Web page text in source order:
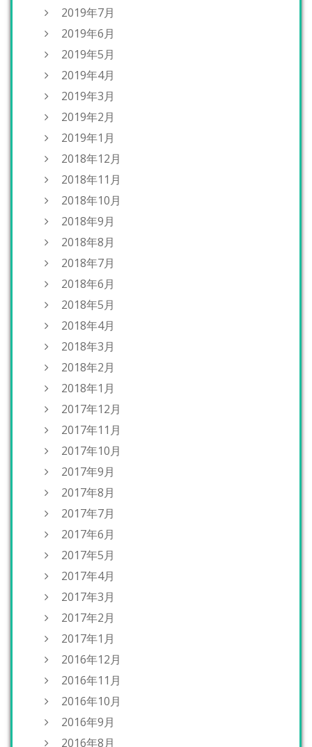
2019年7月
2019年6月
2019年5月
2019年4月
2019年3月
2019年2月
2019年1月
2018年12月
2018年11月
2018年10月
2018年9月
2018年8月
2018年7月
2018年6月
2018年5月
2018年4月
2018年3月
2018年2月
2018年1月
2017年12月
2017年11月
2017年10月
2017年9月
2017年8月
2017年7月
2017年6月
2017年5月
2017年4月
2017年3月
2017年2月
2017年1月
2016年12月
2016年11月
2016年10月
2016年9月
2016年8月